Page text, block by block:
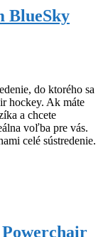
BlueSky
do ktorého sa
hockey. Ak máte
a chcete
voľba pre vás.
celé sústredenie.